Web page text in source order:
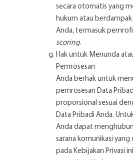
secara otomatis yang
hukum atau
Anda, termasuk
scoring.
Hak untuk Menunda
Pemrosesan
Anda berhak untuk
pemrosesan Data
proporsional sesuai
Data Pribadi Anda.
Anda dapat
sarana komunikasi yang
pada Kebijakan Privasi